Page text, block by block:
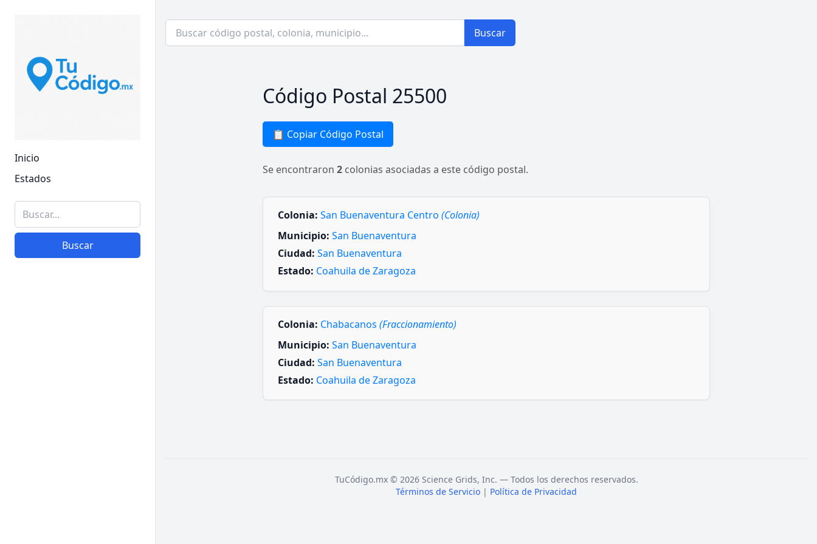
Inicio
Estados
Buscar
Buscar
Código Postal 25500
📋 Copiar Código Postal
Se encontraron 2 colonias asociadas a este código postal.
Colonia: San Buenaventura Centro (Colonia)
Municipio: San Buenaventura
Ciudad: San Buenaventura
Estado: Coahuila de Zaragoza
Colonia: Chabacanos (Fraccionamiento)
Municipio: San Buenaventura
Ciudad: San Buenaventura
Estado: Coahuila de Zaragoza
TuCódigo.mx © 2026 Science Grids, Inc. — Todos los derechos reservados.
Términos de Servicio | Política de Privacidad